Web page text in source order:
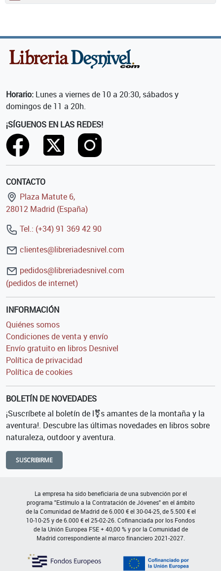
Horario: Lunes a viernes de 10 a 20:30, sábados y
domingos de 11 a 20h.
¡SÍGUENOS EN LAS REDES!
CONTACTO
Plaza Matute 6,
28012 Madrid (España)
Tel.: (+34) 91 369 42 90
clientes@libreriadesnivel.com
pedidos@libreriadesnivel.com
(pedidos de internet)
INFORMACIÓN
Quiénes somos
Condiciones de venta y envío
Envío gratuito en libros Desnivel
Política de privacidad
Política de cookies
BOLETÍN DE NOVEDADES
¡Suscríbete al boletín de l⚧s amantes de la montaña y la
aventura!. Descubre las últimas novedades en libros sobre
naturaleza, outdoor y aventura.
SUSCRIBIRME
La empresa ha sido beneficiaria de una subvención por el
programa "Estímulo a la Contratación de Jóvenes" en el ámbito
de la Comunidad de Madrid de 6.000 € el 30-04-25, de 5.500 € el
10-10-25 y de 6.000 € el 25-02-26. Cofinanciada por los Fondos
de la Unión Europea FSE + 40,00 % y por la Comunidad de
Madrid correspondiente al marco financiero 2021-2027.